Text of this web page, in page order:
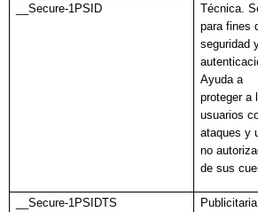
__Secure-1PSID
Técnica.
para fines
seguridad
Ayuda a
proteger a
usuarios
ataques y
no
de sus
__Secure-1PSIDTS
Publicitaria